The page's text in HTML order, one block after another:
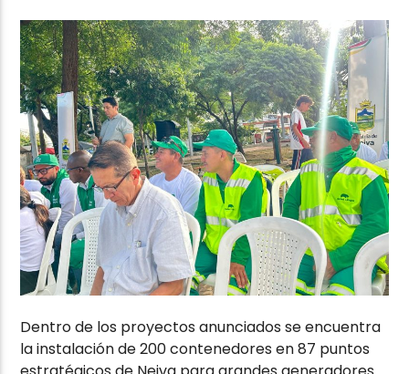
Dentro de los proyectos anunciados se encuentra
la instalación de 200 contenedores en 87 puntos